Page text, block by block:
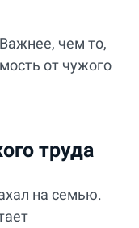
чем то,
от чужого
труда
на семью.